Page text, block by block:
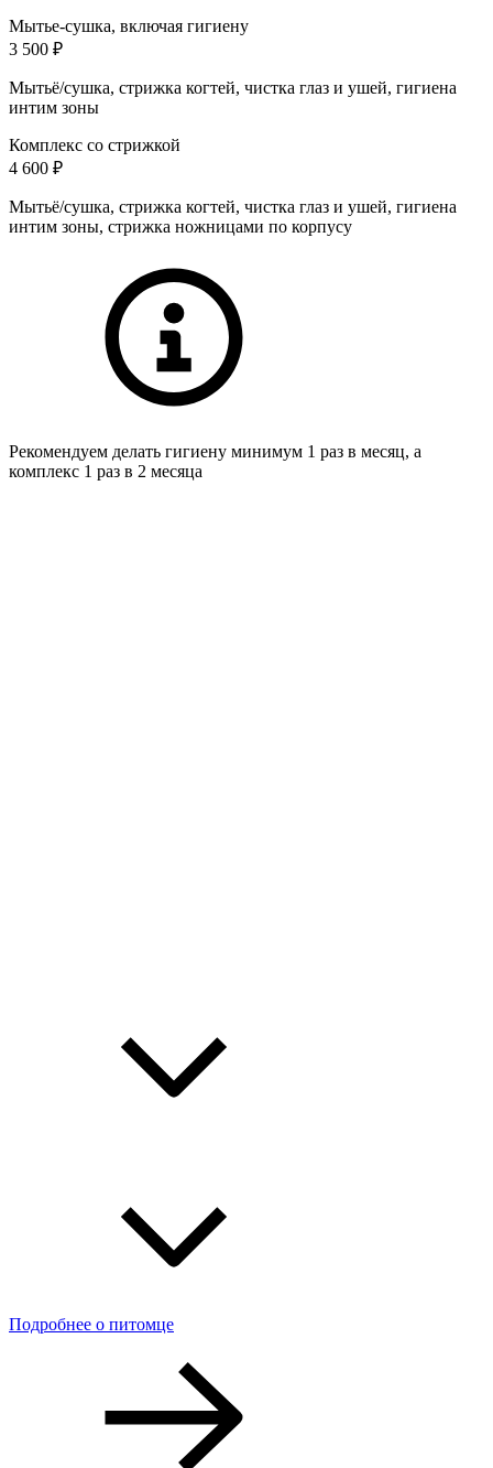
Мытье-сушка, включая гигиену
3 500 ₽
Мытьё/сушка, стрижка когтей, чистка глаз и ушей, гигиена
интим зоны
Комплекс со стрижкой
4 600 ₽
Мытьё/сушка, стрижка когтей, чистка глаз и ушей, гигиена
интим зоны, стрижка ножницами по корпусу
Рекомендуем делать гигиену минимум 1 раз в месяц, а
комплекс 1 раз в 2 месяца
Подробнее о питомце